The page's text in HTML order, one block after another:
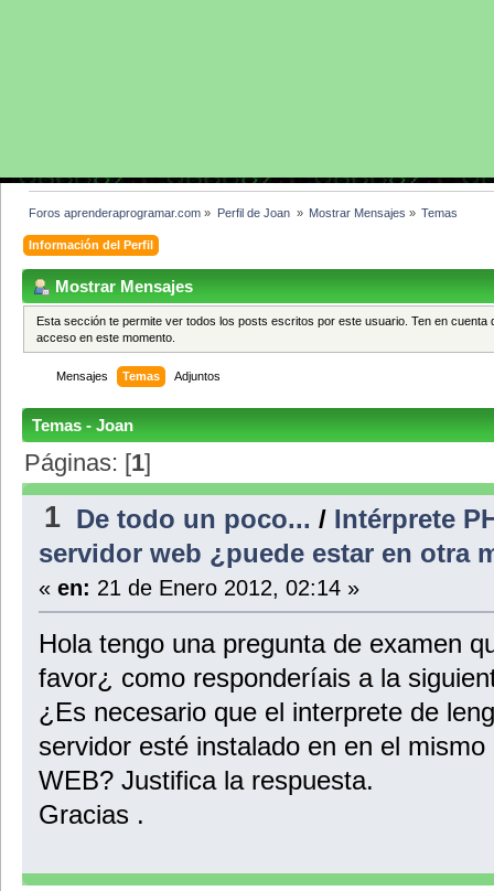
Foros aprenderaprogramar.com » Perfil de Joan » Mostrar Mensajes » Temas
Información del Perfil
Mostrar Mensajes
Esta sección te permite ver todos los posts escritos por este usuario. Ten en
acceso en este momento.
Mensajes Temas Adjuntos
Temas - Joan
Páginas: [1]
1 De todo un poco... / Intérprete
servidor web ¿puede estar en otra
« en: 21 de Enero 2012, 02:14 »
Hola tengo una pregunta de examen
favor¿ como responderíais a la
¿Es necesario que el interprete de
servidor esté instalado en en el
WEB? Justifica la respuesta.
Gracias .